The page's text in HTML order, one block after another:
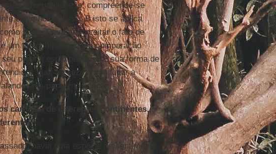
e mega diocese, compreende-se
convencido disso. E isto se aplica
Papa. Devemos aceitar o fato de
um tanto impreciso em comparação
próprio estilo pessoal. É sua forma de
que, às vezes, dão lugar a
sem papas na língua.
cardeais de diferentes continentes,
havia uma espécie de sentimento